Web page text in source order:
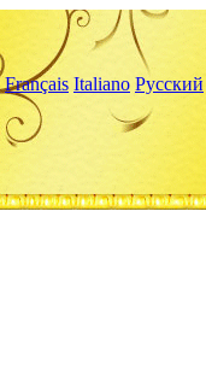
Français Italiano Русский